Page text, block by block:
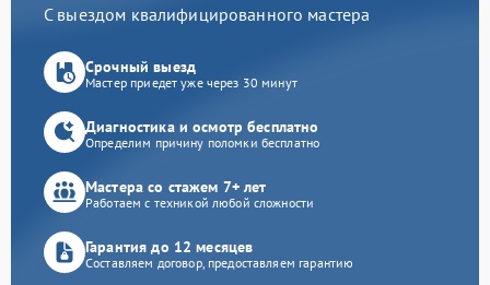
С выездом квалифицированного мастера
Срочный выезд
Мастер приедет уже через 30 минут
Диагностика и осмотр бесплатно
Определим причину поломки бесплатно
Мастера со стажем 7+ лет
Работаем с техникой любой сложности
Гарантия до 12 месяцев
Составляем договор, предоставляем гарантию